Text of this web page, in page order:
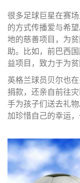
很多足球巨星在赛
的方式传播爱与希
地的慈善项目，为
助。比如，前巴西
益项目，致力于为
英格兰球员贝尔也
捐款，还亲自前往
手为孩子们送去礼
加珍惜自己的幸运